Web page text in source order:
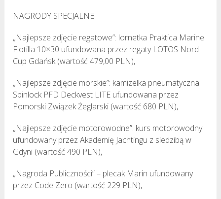
NAGRODY SPECJALNE
„Najlepsze zdjęcie regatowe”: lornetka Praktica Marine
Flotilla 10×30 ufundowana przez regaty LOTOS Nord
Cup Gdańsk (wartość 479,00 PLN),
„Najlepsze zdjęcie morskie”: kamizelka pneumatyczna
Spinlock PFD Deckvest LITE ufundowana przez
Pomorski Związek Żeglarski (wartość 680 PLN),
„Najlepsze zdjęcie motorowodne”: kurs motorowodny
ufundowany przez Akademię Jachtingu z siedzibą w
Gdyni (wartość 490 PLN),
„Nagroda Publiczności” – plecak Marin ufundowany
przez Code Zero (wartość 229 PLN),